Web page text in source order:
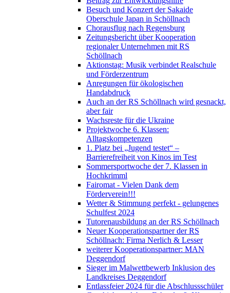
Besuch und Konzert der Sakaide
Oberschule Japan in Schöllnach
Chorausflug nach Regensburg
Zeitungsbericht über Kooperation
regionaler Unternehmen mit RS
Schöllnach
Aktionstag: Musik verbindet Realschule
und Förderzentrum
Anregungen für ökologischen
Handabdruck
Auch an der RS Schöllnach wird gesnackt,
aber fair
Wachsreste für die Ukraine
Projektwoche 6. Klassen:
Alltagskompetenzen
1. Platz bei „Jugend testet“ –
Barrierefreiheit von Kinos im Test
Sommersportwoche der 7. Klassen in
Hochkrimml
Fairomat - Vielen Dank dem
Förderverein!!!
Wetter & Stimmung perfekt - gelungenes
Schulfest 2024
Tutorenausbildung an der RS Schöllnach
Neuer Kooperationspartner der RS
Schöllnach: Firma Nerlich & Lesser
weiterer Kooperationspartner: MAN
Deggendorf
Sieger im Malwettbewerb Inklusion des
Landkreises Deggendorf
Entlassfeier 2024 für die Abschlussschüler